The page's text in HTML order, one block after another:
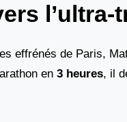
effrénés de Paris,
en 3 heures, il